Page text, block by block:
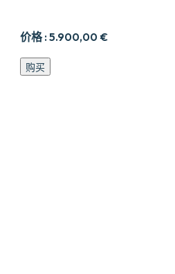
价格 :5.900,00 €
Fe9eries
nouvelles.
购买